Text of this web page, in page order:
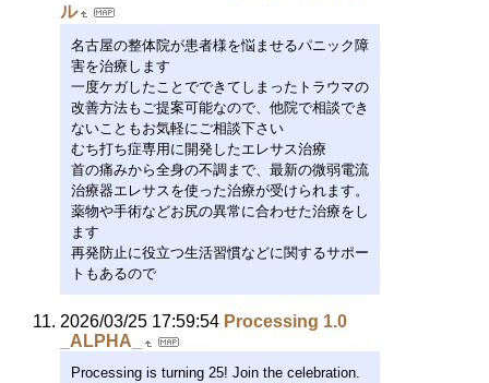
ル
名古屋の整体院が患者様を悩ませるパニック障
害を治療します
一度ケガしたことでできてしまったトラウマの
改善方法もご提案可能なので、他院で相談でき
ないこともお気軽にご相談下さい
むち打ち症専用に開発したエレサス治療
首の痛みから全身の不調まで、最新の微弱電流
治療器エレサスを使った治療が受けられます。
薬物や手術などお尻の異常に合わせた治療をし
ます
再発防止に役立つ生活習慣などに関するサポー
トもあるので
2026/03/25 17:59:54 Processing 1.0
_ALPHA_
Processing is turning 25! Join the celebration.